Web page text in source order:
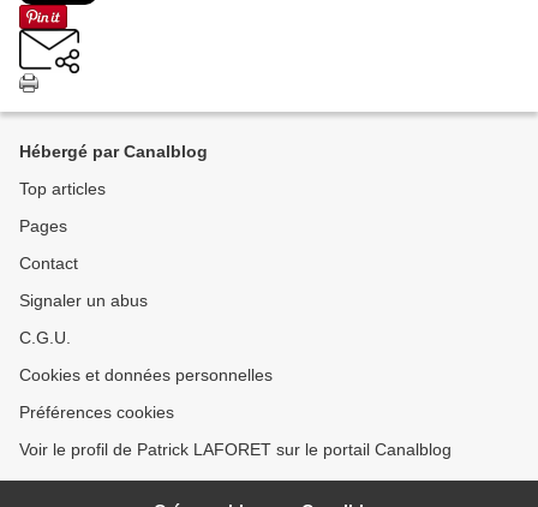
Hébergé par Canalblog
Top articles
Pages
Contact
Signaler un abus
C.G.U.
Cookies et données personnelles
Préférences cookies
Voir le profil de Patrick LAFORET sur le portail Canalblog